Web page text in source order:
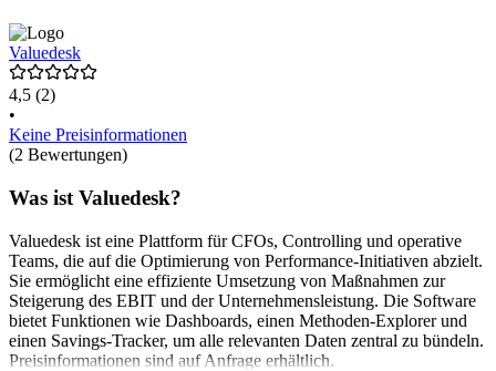
Valuedesk
4,5 (2)
•
Keine Preisinformationen
(2 Bewertungen)
Was ist Valuedesk?
Valuedesk ist eine Plattform für CFOs, Controlling und operative
Teams, die auf die Optimierung von Performance-Initiativen abzielt.
Sie ermöglicht eine effiziente Umsetzung von Maßnahmen zur
Steigerung des EBIT und der Unternehmensleistung. Die Software
bietet Funktionen wie Dashboards, einen Methoden-Explorer und
einen Savings-Tracker, um alle relevanten Daten zentral zu bündeln.
Preisinformationen sind auf Anfrage erhältlich.